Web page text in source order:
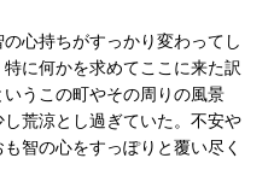
心持ちがすっかり変わってし
に何かを求めてここに来た訳
うこの町やその周りの風景
荒涼とし過ぎていた。不安や
智の心をすっぽりと覆い尽く